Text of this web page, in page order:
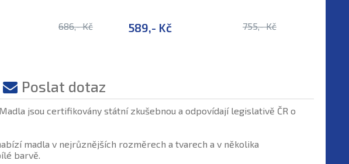
686,- Kč 589,- Kč 755,- Kč
Poslat dotaz
jsou certifikovány státní zkušebnou a odpovídají legislativě ČR o
madla v nejrůznějších rozměrech a tvarech a v několika
barvě.